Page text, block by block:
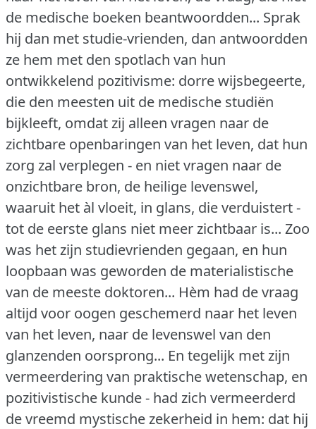
de medische boeken beantwoordden... Sprak
hij dan met studie-vrienden, dan antwoordden
ze hem met den spotlach van hun
ontwikkelend pozitivisme: dorre wijsbegeerte,
die den meesten uit de medische studiën
bijkleeft, omdat zij alleen vragen naar de
zichtbare openbaringen van het leven, dat hun
zorg zal verplegen - en niet vragen naar de
onzichtbare bron, de heilige levenswel,
waaruit het àl vloeit, in glans, die verduistert -
tot de eerste glans niet meer zichtbaar is... Zoo
was het zijn studievrienden gegaan, en hun
loopbaan was geworden de materialistische
van de meeste doktoren... Hèm had de vraag
altijd voor oogen geschemerd naar het leven
van het leven, naar de levenswel van den
glanzenden oorsprong... En tegelijk met zijn
vermeerdering van praktische wetenschap, en
pozitivistische kunde - had zich vermeerderd
de vreemd mystische zekerheid in hem: dat hij